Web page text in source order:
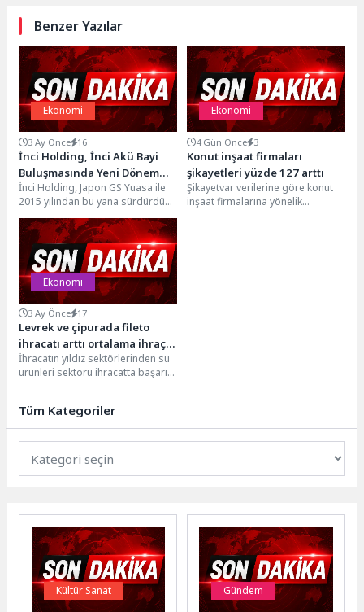
Benzer Yazılar
Ekonomi
3 Ay Önce 16
İnci Holding, İnci Akü Bayi
Buluşmasında Yeni Dönem
Strateji ve Hedeflerini
Paylaştı
İnci Holding, Japon GS Yuasa ile
2015 yılından bu yana sürdürdüğü
iş ortaklığını yeni bir...
Ekonomi
4 Gün Önce 3
Konut inşaat firmaları
şikayetleri yüzde 127 arttı
Şikayetvar verilerine göre konut
inşaat firmalarına yönelik
Ekonomi
3 Ay Önce 17
Levrek ve çipurada fileto
ihracatı arttı ortalama ihraç
fiyatı dolar bazında yüzde 23
yükseldi
İhracatın yıldız sektörlerinden su
ürünleri sektörü ihracatta başarı
Tüm Kategoriler
Kültür Sanat Gündem